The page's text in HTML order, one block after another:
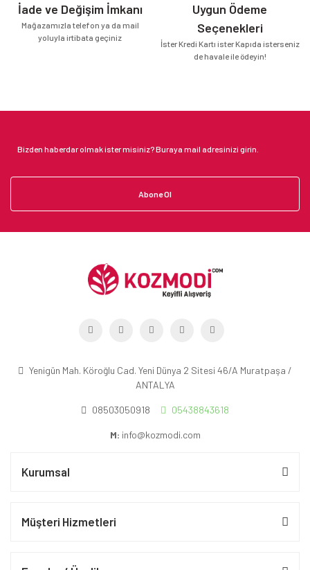
İade ve Değişim İmkanı
Mağazamızla telefon ya da mail
yoluyla irtibata geçiniz
Uygun Ödeme
Seçenekleri
İster Kredi Kartı ister Kapıda isterseniz
de havale ile ödeyin!
Abone Ol
Yenigün Mah. Köroğlu Cad. Yeni Dünya 2 Sitesi 46/A Muratpaşa /
ANTALYA
08503050918 05438843618
M: info@kozmodi.com
Kurumsal
Müşteri Hizmetleri